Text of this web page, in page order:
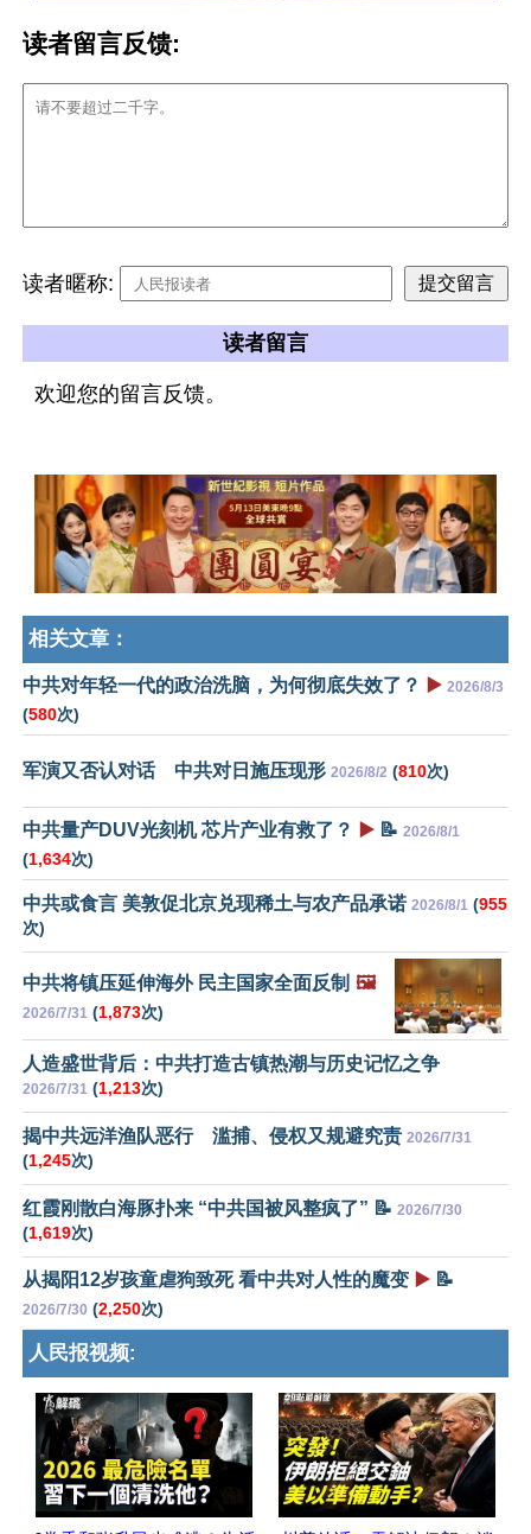
读者留言反馈:
读者暱称:
读者留言
欢迎您的留言反馈。
相关文章：
中共对年轻一代的政治洗脑，为何彻底失效了？ ▶️ 2026/8/3
(580次)
军演又否认对话 中共对日施压现形 2026/8/2 (810次)
中共量产DUV光刻机 芯片产业有救了？ ▶️ 📝 2026/8/1
(1,634次)
中共或食言 美敦促北京兑现稀土与农产品承诺 2026/8/1 (955
次)
中共将镇压延伸海外 民主国家全面反制 🖼️
2026/7/31 (1,873次)
人造盛世背后：中共打造古镇热潮与历史记忆之争
2026/7/31 (1,213次)
揭中共远洋渔队恶行 滥捕、侵权又规避究责 2026/7/31
(1,245次)
红霞刚散白海豚扑来 “中共国被风整疯了” 📝 2026/7/30
(1,619次)
从揭阳12岁孩童虐狗致死 看中共对人性的魔变 ▶️ 📝
2026/7/30 (2,250次)
人民报视频: